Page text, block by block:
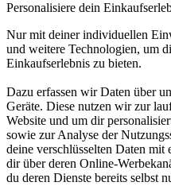
Personalisiere dein
Nur mit deiner individuellen
und weitere Technologien, um
Einkaufserlebnis zu bieten.
Dazu erfassen wir Daten über
Geräte. Diese nutzen wir zur
Website und um dir
sowie zur Analyse der
deine verschlüsselten Daten
dir über deren Online-
du deren Dienste bereits selbst